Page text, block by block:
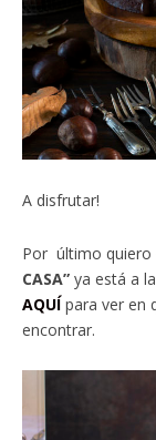
A disfrutar!
Por último quiero
CASA” ya está a
AQUÍ para ver en
encontrar.